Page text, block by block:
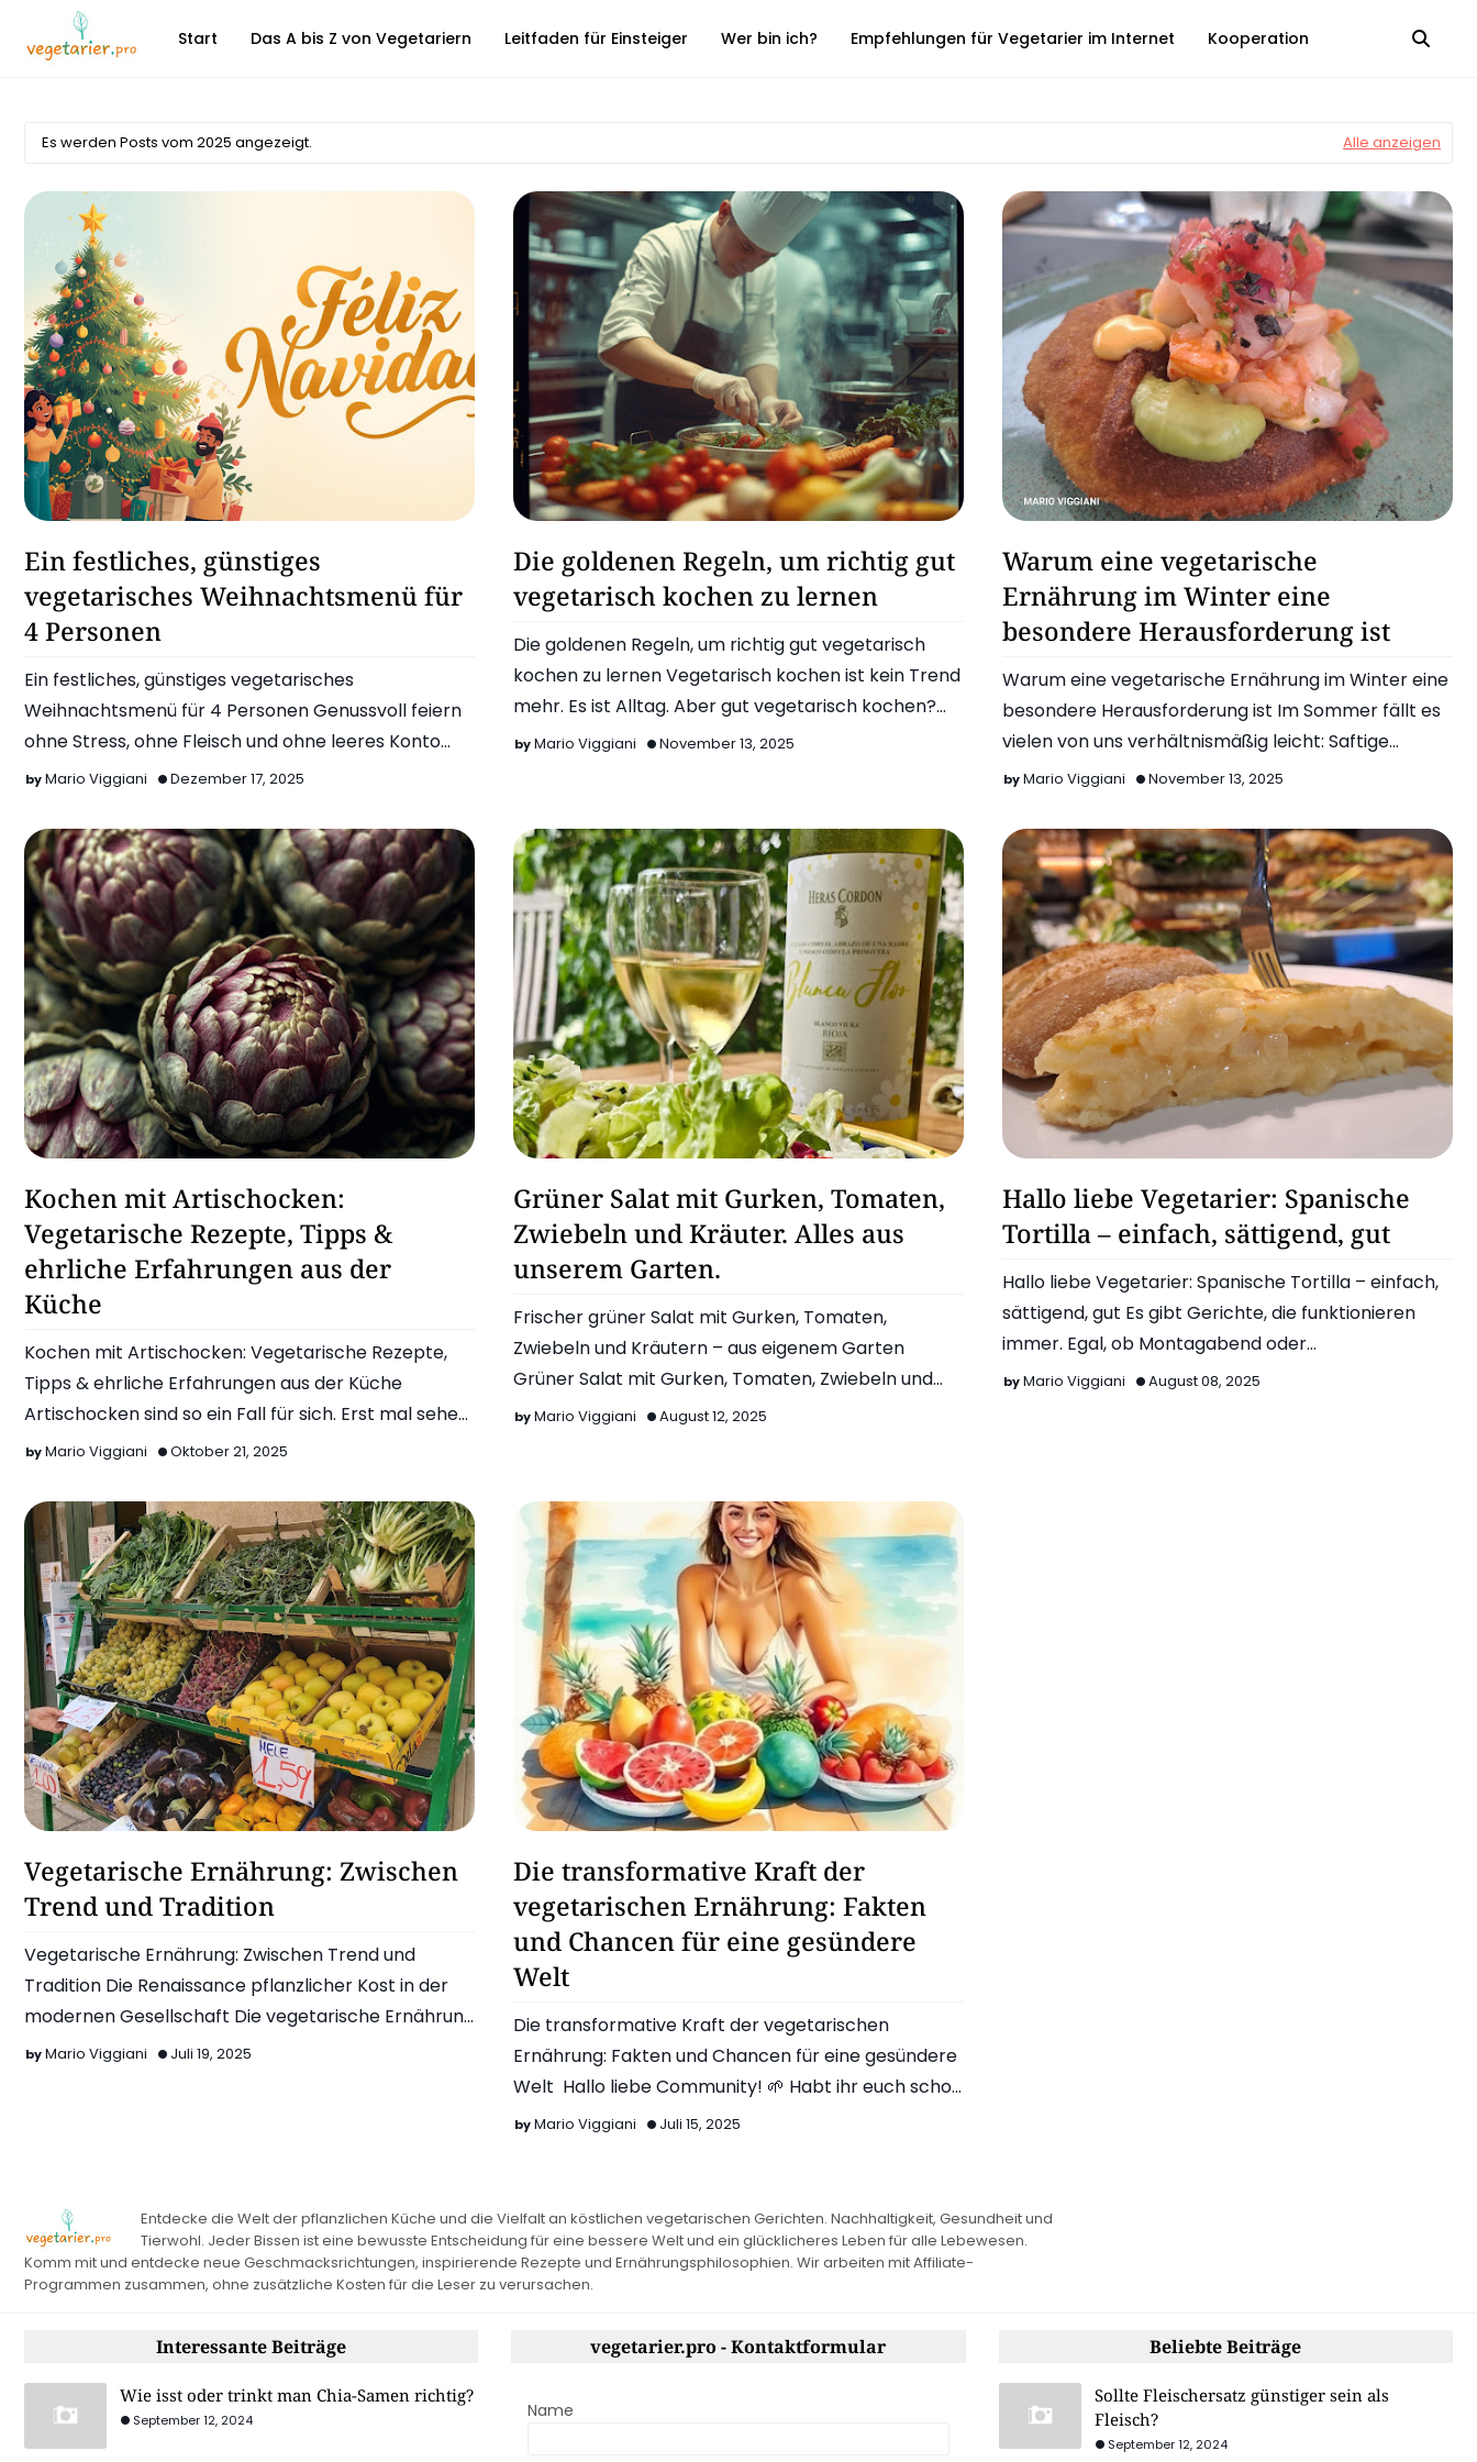
Start Das A bis Z von Vegetariern Leitfaden für Einsteiger Wer bin ich? Empfehlungen für Vegetarier im Internet Kooperation
Es werden Posts vom 2025 angezeigt. Alle anzeigen
Festessen Ohne Fleisch
Ein festliches, günstiges
vegetarisches Weihnachtsmenü für
4 Personen
Ein festliches, günstiges vegetarisches
Weihnachtsmenü für 4 Personen Genussvoll feiern
ohne Stress, ohne Fleisch und ohne leeres Konto
Weihnachten ist dieses …
Mario Viggiani Dezember 17, 2025
Gesund Kochen
Die goldenen Regeln, um richtig gut
vegetarisch kochen zu lernen
Die goldenen Regeln, um richtig gut vegetarisch
kochen zu lernen Vegetarisch kochen ist kein Trend
mehr. Es ist Alltag. Aber gut vegetarisch kochen?
Das ist ei…
Mario Viggiani November 13, 2025
Gesund Essen
Warum eine vegetarische
Ernährung im Winter eine
besondere Herausforderung ist
Warum eine vegetarische Ernährung im Winter eine
besondere Herausforderung ist Im Sommer fällt es
vielen von uns verhältnismäßig leicht: Saftige
Melonen, frisc…
Mario Viggiani November 13, 2025
Artischocken
Kochen mit Artischocken:
Vegetarische Rezepte, Tipps &
ehrliche Erfahrungen aus der
Küche
Kochen mit Artischocken: Vegetarische Rezepte,
Tipps & ehrliche Erfahrungen aus der Küche
Artischocken sind so ein Fall für sich. Erst mal sehen
sie eher a…
Mario Viggiani Oktober 21, 2025
Eigener Anbau
Grüner Salat mit Gurken, Tomaten,
Zwiebeln und Kräuter. Alles aus
unserem Garten.
Frischer grüner Salat mit Gurken, Tomaten,
Zwiebeln und Kräutern – aus eigenem Garten
Grüner Salat mit Gurken, Tomaten, Zwiebeln und
Kräutern – fris…
Mario Viggiani August 12, 2025
Eierspeise
Hallo liebe Vegetarier: Spanische
Tortilla – einfach, sättigend, gut
Hallo liebe Vegetarier: Spanische Tortilla – einfach,
sättigend, gut Es gibt Gerichte, die funktionieren
immer. Egal, ob Montagabend oder
Sonntagsbrunch. Die s…
Mario Viggiani August 08, 2025
Ernährung
Vegetarische Ernährung: Zwischen
Trend und Tradition
Vegetarische Ernährung: Zwischen Trend und
Tradition Die Renaissance pflanzlicher Kost in der
modernen Gesellschaft Die vegetarische Ernährung
hat sich von ein…
Mario Viggiani Juli 19, 2025
Die transformative Kraft der
vegetarischen Ernährung: Fakten
und Chancen für eine gesündere
Welt
Die transformative Kraft der vegetarischen
Ernährung: Fakten und Chancen für eine gesündere
Welt Hallo liebe Community! 🌱 Habt ihr euch schon
einmal vorgeste…
Mario Viggiani Juli 15, 2025
Entdecke die Welt der pflanzlichen Küche und die Vielfalt an köstlichen vegetarischen Gerichten. Nachhaltigkeit, Gesundheit und
Tierwohl. Jeder Bissen ist eine bewusste Entscheidung für eine bessere Welt und ein glücklicheres Leben für alle Lebewesen.
Komm mit und entdecke neue Geschmacksrichtungen, inspirierende Rezepte und Ernährungsphilosophien. Wir arbeiten mit Affiliate-
Programmen zusammen, ohne zusätzliche Kosten für die Leser zu verursachen.
Interessante Beiträge
Wie isst oder trinkt man Chia-Samen richtig?
September 12, 2024
vegetarier.pro - Kontaktformular
Name
Beliebte Beiträge
Sollte Fleischersatz günstiger sein als
Fleisch?
September 12, 2024